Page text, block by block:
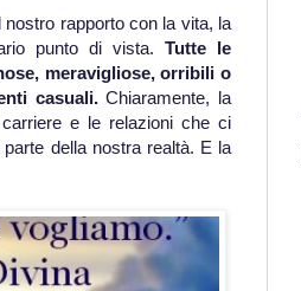
rapporto con la vita, la
punto di vista. Tutte le
meravigliose, orribili o
casuali.Chiaramente, la
e le relazioni che ci
della nostra realtà. E la